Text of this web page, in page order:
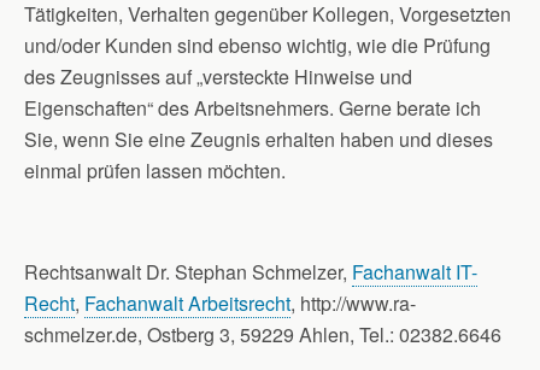
Tätigkeiten, Verhalten gegenüber Kollegen, Vorgesetzten
und/oder Kunden sind ebenso wichtig, wie die Prüfung
des Zeugnisses auf „versteckte Hinweise und
Eigenschaften“ des Arbeitsnehmers. Gerne berate ich
Sie, wenn Sie eine Zeugnis erhalten haben und dieses
einmal prüfen lassen möchten.
Rechtsanwalt Dr. Stephan Schmelzer, Fachanwalt IT-
Recht, Fachanwalt Arbeitsrecht, http://www.ra-
schmelzer.de, Ostberg 3, 59229 Ahlen, Tel.: 02382.6646